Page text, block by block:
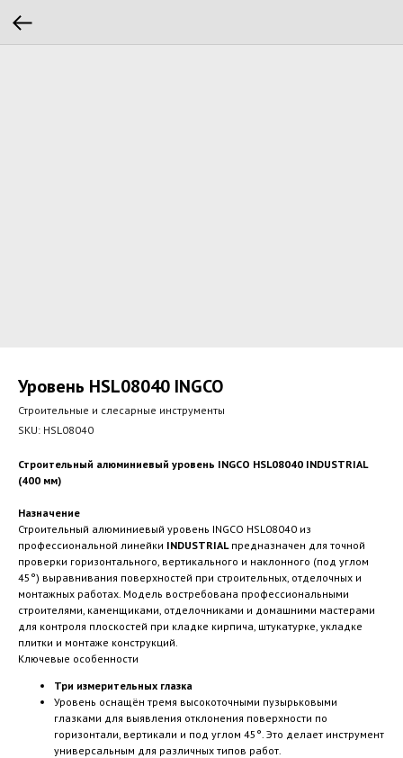
Уровень HSL08040 INGCO
Строительные и слесарные инструменты
SKU: HSL08040
Строительный алюминиевый уровень INGCO HSL08040 INDUSTRIAL
(400 мм)
Назначение
Строительный алюминиевый уровень INGCO HSL08040 из
профессиональной линейки INDUSTRIALпредназначен для точной
проверки горизонтального, вертикального и наклонного (под углом
45°) выравнивания поверхностей при строительных, отделочных и
монтажных работах. Модель востребована профессиональными
строителями, каменщиками, отделочниками и домашними мастерами
для контроля плоскостей при кладке кирпича, штукатурке, укладке
плитки и монтаже конструкций.
Ключевые особенности
Три измерительных глазка
Уровень оснащён тремя высокоточными пузырьковыми
глазками для выявления отклонения поверхности по
горизонтали, вертикали и под углом 45°. Это делает инструмент
универсальным для различных типов работ.